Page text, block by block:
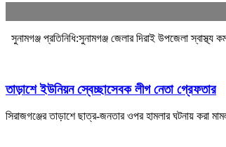
সুনামগঞ্জ প্রতিনিধি:সুনামগঞ্জ জেলার দিরাই উপজেলা
তাড়াশে ইউনিয়ন স্বেচ্ছাসেবক লীগ নেতা গ্রেফতার
সিরাজগঞ্জের তাড়াশে ছাত্র-জনতার ওপর হামলার ঘটনায়